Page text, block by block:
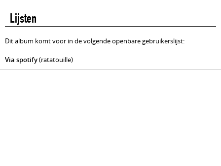
Lijsten
Dit album komt voor in de volgende openbare gebruikerslijst:
Via spotify(ratatouille)